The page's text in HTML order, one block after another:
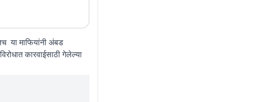
या माफियांनी अंबड
कारवाईसाठी गेलेल्या